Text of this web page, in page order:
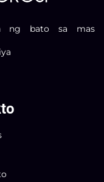
ng bato sa mas